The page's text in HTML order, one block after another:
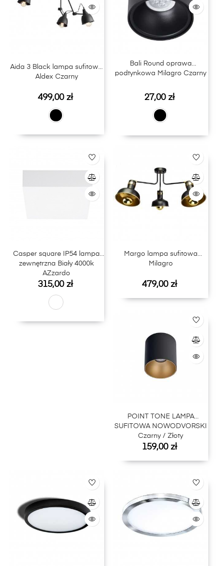
Aida 3 Black lampa sufitowa
Aldex Czarny
Cena
499,00 zł
Bali Round oprawa
podtynkowa Milagro Czarny
Cena
27,00 zł
Casper square IP54 lampa
zewnętrzna Biały 4000k
AZzardo
Cena
315,00 zł
Margo lampa sufitowa
Milagro
Cena
479,00 zł
POINT TONE LAMPA
SUFITOWA NOWODVORSKI
Czarny / Złoty
Cena
159,00 zł